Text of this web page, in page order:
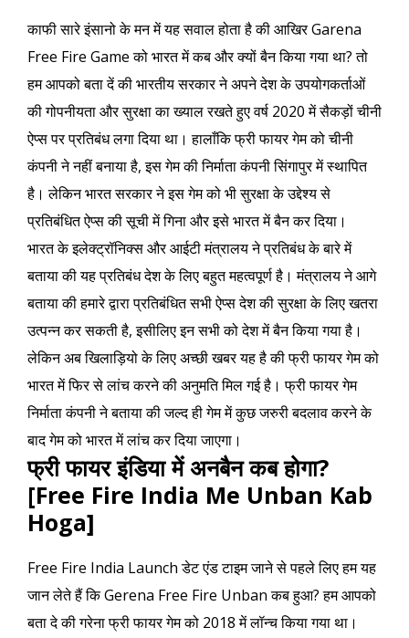
काफी सारे इंसानो के मन में यह सवाल होता है की आखिर Garena
Free Fire Game को भारत में कब और क्यों बैन किया गया था? तो
हम आपको बता दें की भारतीय सरकार ने अपने देश के उपयोगकर्ताओं
की गोपनीयता और सुरक्षा का ख्याल रखते हुए वर्ष 2020 में सैकड़ों चीनी
ऐप्स पर प्रतिबंध लगा दिया था। हालाँकि फ्री फायर गेम को चीनी
कंपनी ने नहीं बनाया है, इस गेम की निर्माता कंपनी सिंगापुर में स्थापित
है। लेकिन भारत सरकार ने इस गेम को भी सुरक्षा के उद्देश्य से
प्रतिबंधित ऐप्स की सूची में गिना और इसे भारत में बैन कर दिया।
भारत के इलेक्ट्रॉनिक्स और आईटी मंत्रालय ने प्रतिबंध के बारे में
बताया की यह प्रतिबंध देश के लिए बहुत महत्वपूर्ण है। मंत्रालय ने आगे
बताया की हमारे द्वारा प्रतिबंधित सभी ऐप्स देश की सुरक्षा के लिए खतरा
उत्पन्न कर सकती है, इसीलिए इन सभी को देश में बैन किया गया है।
लेकिन अब खिलाड़ियो के लिए अच्छी खबर यह है की फ्री फायर गेम को
भारत में फिर से लांच करने की अनुमति मिल गई है। फ्री फायर गेम
निर्माता कंपनी ने बताया की जल्द ही गेम में कुछ जरुरी बदलाव करने के
बाद गेम को भारत में लांच कर दिया जाएगा।
फ्री फायर इंडिया में अनबैन कब होगा?
[Free Fire India Me Unban Kab
Hoga]
Free Fire India Launch डेट एंड टाइम जाने से पहले लिए हम यह
जान लेते हैं कि Gerena Free Fire Unban कब हुआ? हम आपको
बता दे की गरेना फ्री फायर गेम को 2018 में लॉन्च किया गया था।